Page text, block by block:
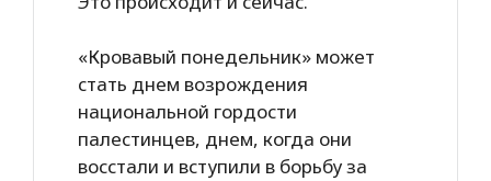
«Кровавый понедельник» может
стать днем возрождения
национальной гордости
палестинцев, днем, когда они
восстали и вступили в борьбу за